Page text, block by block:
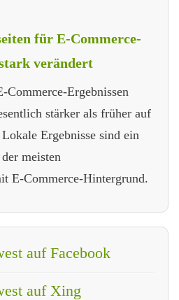
für E-Commerce-
verändert
Commerce-Ergebnissen
stärker als früher auf
Ergebnisse sind ein
meisten
E-Commerce-Hintergrund.
auf Facebook
auf Xing